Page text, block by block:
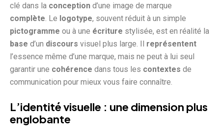
clé dans la conception d’une image de marque
complète . Le logotype, souvent réduit à un simple
pictogramme ou à une écriture stylisée, est en réalité la
base d’un discours visuel plus large. Il représentent
l’essence même d’une marque, mais ne peut à lui seul
garantir une cohérence dans tous les contextes de
communication pour mieux vous faire connaître.
L’identité visuelle : une dimension plus
englobante